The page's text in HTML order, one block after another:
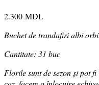
2.300 MDL
Buchet de trandafiri albi
Cantitate: 31 buc
Florile sunt de sezon și pot